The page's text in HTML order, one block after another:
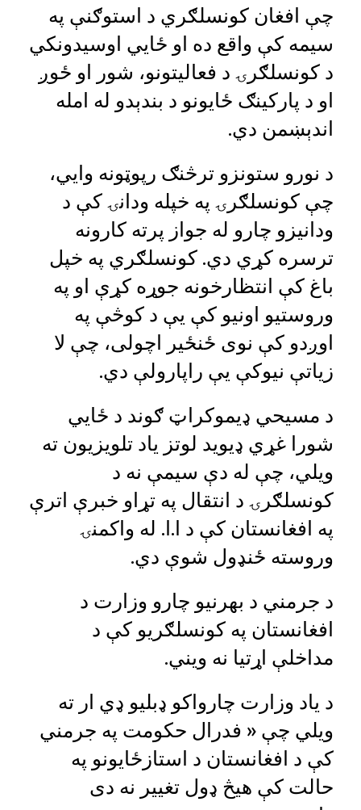
چې افغان کونسلګري د استوګنې په
سیمه کې واقع ده او ځايي اوسیدونکي
د کونسلګرۍ د فعالیتونو، شور او ځوږ
او د پارکینګ ځایونو د بندېدو له امله
اندېښمن دي.
د نورو ستونزو ترڅنګ رپوټونه وايي،
چې کونسلګرۍ په خپله ودانۍ کې د
ودانیزو چارو له جواز پرته کارونه
ترسره کړي دي. کونسلګري په خپل
باغ کې انتظارخونه جوړه کړې او په
وروستیو اونیو کې یې د کوڅې په
اوږدو کې نوی ځنځیر اچولی، چې لا
زیاتې نیوکې یې راپارولې دي.
د مسیحي ډیموکراټ ګوند د ځايي
شورا غړي ډیوید لوتز یاد تلویزیون ته
ویلي، چې له دې سیمې نه د
کونسلګرۍ د انتقال په تړاو خبرې اترې
په افغانستان کې د ا.ا. له واکمنۍ
وروسته ځنډول شوې دي.
د جرمني د بهرنیو چارو وزارت د
افغانستان په کونسلګریو کې د
مداخلې اړتیا نه ویني.
د یاد وزارت چارواکو ډبلیو ډي ار ته
ویلي چې « فدرال حکومت په جرمني
کې د افغانستان د استازځایونو په
حالت کې هیڅ ډول تغییر نه دی